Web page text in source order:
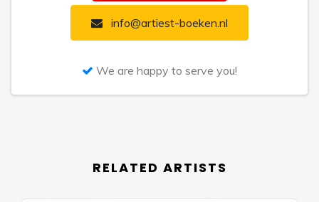
info@artiest-boeken.nl
We are happy to serve you!
RELATED ARTISTS